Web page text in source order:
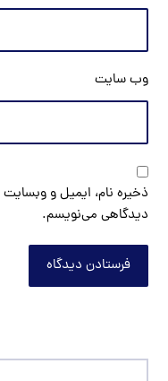
وب‌ سایت
ذخیره نام، ایمیل و وبسایت
دیدگاهی می‌نویسم.
فرستادن دیدگاه